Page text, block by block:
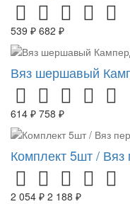
539 ₽ 682 ₽
Вяз шершавый
614 ₽ 758 ₽
Комплект 5шт / Вяз
2 054 ₽ 2 188 ₽